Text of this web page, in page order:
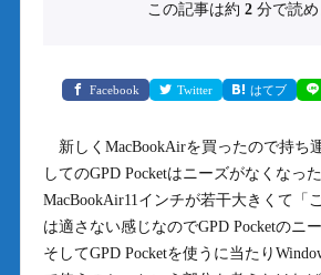
この記事は約 2分で読め
Facebook Twitter はてブ
新しくMacBookAirを買ったので持ち
してのGPD Pocketはニーズがなくなっ
MacBookAir11インチが若干大きくて「
は適さない感じなのでGPD Pocketのニ
そしてGPD Pocketを使うに当たり